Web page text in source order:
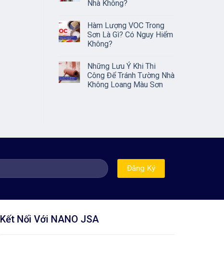
Nhà Không?
Hàm Lượng VOC Trong
Sơn Là Gì? Có Nguy Hiểm
Không?
Những Lưu Ý Khi Thi
Công Để Tránh Tường Nhà
Không Loang Màu Sơn
Kết Nối Với NANO JSA